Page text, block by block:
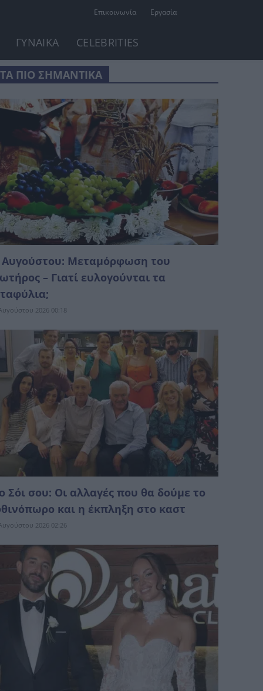
Επικοινωνία Εργασία
ΓΥΝΑΙΚΑ CELEBRITIES
ΤΑ ΠΙΟ ΣΗΜΑΝΤΙΚΑ
Αυγούστου: Μεταμόρφωση του
– Γιατί ευλογούνται τα
2026 00:18
Σόι σου: Οι αλλαγές που θα δούμε το
και η έκπληξη στο καστ
2026 02:26